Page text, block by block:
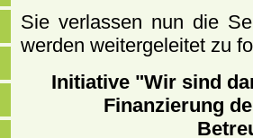
Sie verlassen nun die
werden weitergeleitet zu
Initiative "Wir sind
Finanzierung